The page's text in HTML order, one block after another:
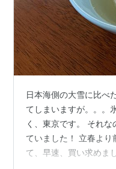
日本海側の大雪に比べ
てしまいますが。。。
く、東京です。 それ
ていました！ 立春より
て、早速、買い求めま